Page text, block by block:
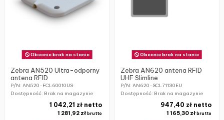
Obecnie brak na stanie
Zebra AN520 Ultra-odporny
antena RFID
P/N: AN520-FCL60010US
Dostępność: Brak na magazynie
1 281,92 zł brutto
1 042,21 zł netto
Obecnie brak na stanie
Zebra AN620 antena RFID
UHF Slimline
P/N: AN620-SCL71130EU
Dostępność: Brak na magazynie
1 165,30 złbrutto
947,40 zł netto